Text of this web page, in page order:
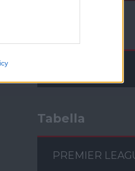
Tabella
PREMIER